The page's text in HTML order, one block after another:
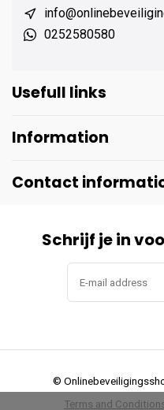
0252580580
Usefull links
Information
Contact
Schrijf je in
Terms and
©